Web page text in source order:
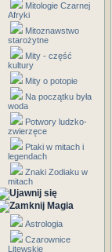
Mitologie Czarnej
Afryki
Mitoznawstwo
starożytne
Mity - część
kultury
Mity o potopie
Na początku była
woda
Potwory ludzko-
zwierzęce
Ptaki w mitach i
legendach
Znaki Zodiaku w
mitach
Magia
Astrologia
Czarownice
Litewskie